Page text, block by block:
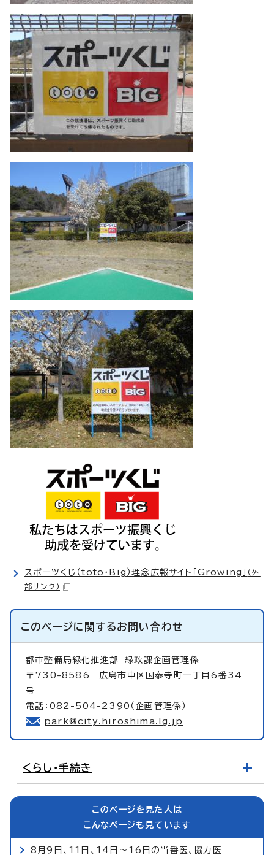
スポーツくじ（toto・Big）理念広報サイト「Growing」 （外
部リンク）
このページに関するお問い合わせ
都市整備局緑化推進部緑政課企画管理係
〒730-8586 広島市中区国泰寺町一丁目6番34
号
電話：082-504-2390（企画管理係）
park@city.hiroshima.lg.jp
くらし・手続き
このページを見た人は
こんなページも見ています
8月9日、11日、14日～16日の当番医、協力医